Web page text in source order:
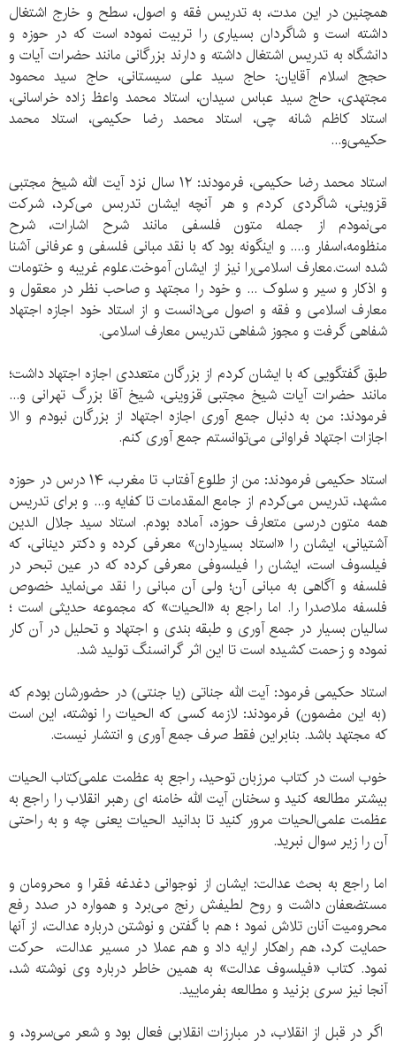
همچنین در این مدت، به تدریس فقه و اصول، سطح و خارج اشتغال
داشته است و شاگردان بسیاری را تربیت نموده است که در حوزه و
دانشگاه به تدریس اشتغال داشته و دارند بزرگانی مانند حضرات آیات و
حجج اسلام آقایان: حاج سید علی سیستانی، حاج سید محمود
مجتهدی،‌ حاج سید عباس سیدان، استاد محمد واعظ زاده خراسانی،
استاد کاظم شانه چی، استاد محمد رضا حکیمی، استاد محمد
حکیمی‌و...
استاد محمد رضا حکیمی، فرمودند: ۱۲ سال نزد آیت الله شیخ مجتبی
قزوینی، شاگردی کردم و هر آنچه ایشان تدربس می‌کرد، شرکت
می‌نمودم از جمله متون فلسفی مانند شرح اشارات، شرح
منظومه،اسفار و.... و اینگونه بود که با نقد مبانی فلسفی و عرفانی آشنا
شده است.معارف اسلامی‌را نیز از ایشان آموخت.علوم غریبه و ختومات
و اذکار و سیر و سلوک ‌... و خود را مجتهد و صاحب نظر در معقول و
معارف اسلامی‌ و فقه و اصول می‌دانست و از استاد خود اجازه اجتهاد
شفاهی گرفت و مجوز شفاهی تدریس معارف اسلامی‌.
طبق گفتگویی که با ایشان کردم از بزرگان متعددی اجازه اجتهاد داشت؛
مانند حضرات آیات شیخ مجتبی قزوینی، شیخ آقا بزرگ تهرانی و...
فرمودند: من به دنبال جمع آوری اجازه اجتهاد از بزرگان نبودم و الا
اجازات اجتهاد فراوانی می‌توانستم جمع آوری کنم.
استاد حکیمی‌ فرمودند: من از طلوع آفتاب تا مغرب، ۱۴ درس در حوزه
مشهد، تدریس می‌کردم از جامع المقدمات تا کفایه و... و برای تدریس
همه متون درسی متعارف حوزه، آماده بودم. استاد سید جلال الدین
آشتیانی، ایشان را «استاد بسیاردان» معرفی کرده و دکتر دینانی، که
فیلسوف است، ایشان را فیلسوفی معرفی کرده که در عین تبحر در
فلسفه و آگاهی به مبانی آن؛ ولی آن مبانی را نقد می‌نماید خصوص
فلسفه ملاصدرا را. اما راجع به «الحیات» که مجموعه حدیثی است ؛
سالیان بسیار در جمع آوری و طبقه بندی و اجتهاد و تحلیل در آن کار
نموده و زحمت کشیده است تا این اثر گرانسنگ تولید شد.
استاد حکیمی‌ فرمود: آیت الله جناتی (یا جنتی) در حضورشان بودم که
(به این مضمون) فرمودند: لازمه کسی که الحیات را نوشته، این است
که مجتهد باشد. بنابراین فقط صرف جمع آوری و انتشار نیست.
خوب است در کتاب مرزبان توحید، راجع به عظمت علمی‌کتاب الحیات
بیشتر مطالعه کنید و سخنان آیت الله خامنه ای رهبر انقلاب را راجع به
عظمت علمی‌الحیات مرور کنید تا بدانید الحیات یعنی چه و به راحتی
آن را زیر سوال نبرید.
اما راجع به بحث عدالت: ایشان از نوجوانی دغدغه فقرا و محرومان و
مستضعفان داشت و روح لطیفش رنج می‌برد و همواره در صدد رفع
محرومیت آنان تلاش نمود ؛ هم با گفتن و نوشتن درباره عدالت، از آنها
حمایت کرد، هم راهکار ارایه داد و هم عملا در مسیر عدالت، حرکت
نمود. کتاب «فیلسوف عدالت» به همین خاطر درباره وی نوشته شد،
آنجا نیز سری بزنید و مطالعه بفرمایید.
اگر در قبل از انقلاب، در مبارزات انقلابی فعال بود و شعر می‌سرود، و